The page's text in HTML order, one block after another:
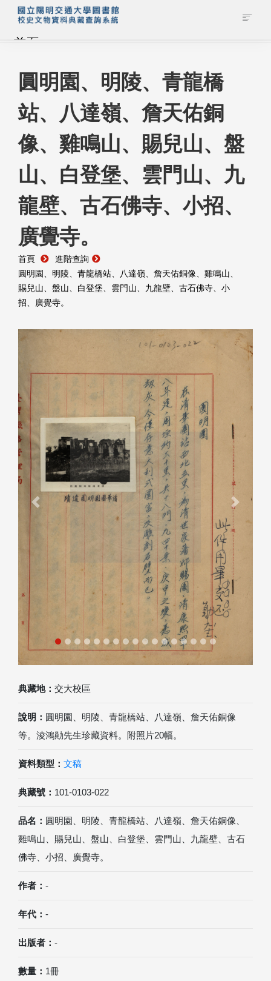
首頁
藏品查詢
校史館簡介
藏品清單全覽
資料調閱申請
管理者登入
圓明園、明陵、青龍橋
站、八達嶺、詹天佑銅
像、雞鳴山、賜兒山、盤
山、白登堡、雲門山、九
龍壁、古石佛寺、小招、
廣覺寺。
首頁
進階查詢
圓明園、明陵、青龍橋站、八達嶺、詹天佑銅像、雞鳴山、
賜兒山、盤山、白登堡、雲門山、九龍壁、古石佛寺、小
招、廣覺寺。
典藏地： 交大校區
說明： 圓明園、明陵、青龍橋站、八達嶺、詹天佑銅像
等。淩鴻勛先生珍藏資料。附照片20幅。
資料類型： 文稿
典藏號： 101-0103-022
品名： 圓明園、明陵、青龍橋站、八達嶺、詹天佑銅像、
雞鳴山、賜兒山、盤山、白登堡、雲門山、九龍壁、古石
佛寺、小招、廣覺寺。
作者： -
年代： -
出版者： -
數量： 1冊
Previous Next